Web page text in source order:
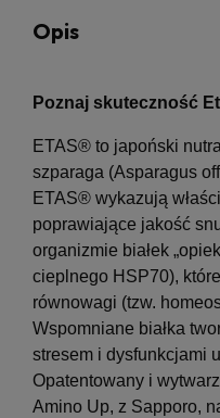
Opis
Poznaj skuteczność
ETAS® to japoński
szparaga (Asparagus
ETAS® wykazują
poprawiające jakość
organizmie białek
cieplnego HSP70),
równowagi (tzw.
Wspomniane białka
stresem i dysfunkcjami
Opatentowany i
Amino Up, z Sapporo,